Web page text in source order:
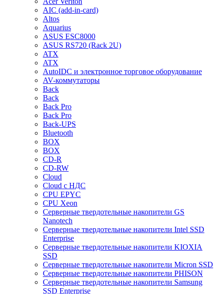
AIC (add-in-card)
Altos
Aquarius
ASUS ESC8000
ASUS RS720 (Rack 2U)
ATX
ATX
AutoIDC и электронное торговое оборудование
AV-коммутаторы
Back
Back
Back Pro
Back Pro
Back-UPS
Bluetooth
BOX
BOX
CD-R
CD-RW
Cloud
Cloud с НДС
CPU EPYC
CPU Xeon
Cерверные твердотельные накопители GS
Nanotech
Cерверные твердотельные накопители Intel SSD
Enterprise
Cерверные твердотельные накопители KIOXIA
SSD
Cерверные твердотельные накопители Micron SSD
Cерверные твердотельные накопители PHISON
Cерверные твердотельные накопители Samsung
SSD Enterprise